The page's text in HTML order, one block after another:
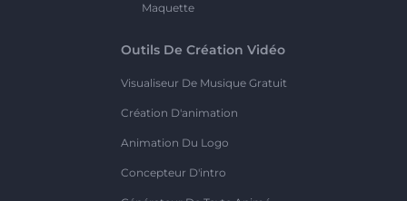
Maquette
Outils De Création Vidéo
Visualiseur De Musique Gratuit
Création D'animation
Animation Du Logo
Concepteur D'intro